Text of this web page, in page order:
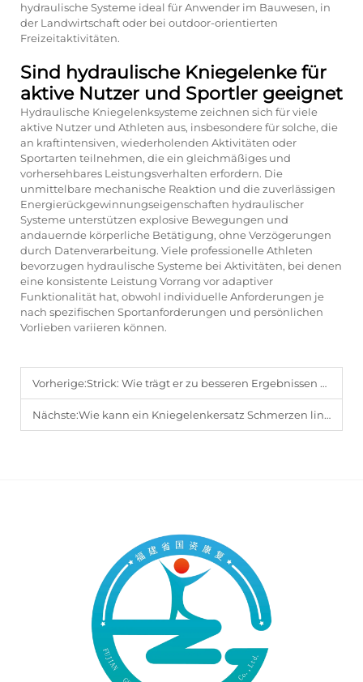
hydraulische Systeme ideal für Anwender im Bauwesen, in
der Landwirtschaft oder bei outdoor-orientierten
Freizeitaktivitäten.
Sind hydraulische Kniegelenke für
aktive Nutzer und Sportler geeignet
Hydraulische Kniegelenksysteme zeichnen sich für viele
aktive Nutzer und Athleten aus, insbesondere für solche, die
an kraftintensiven, wiederholenden Aktivitäten oder
Sportarten teilnehmen, die ein gleichmäßiges und
vorhersehbares Leistungsverhalten erfordern. Die
unmittelbare mechanische Reaktion und die zuverlässigen
Energierückgewinnungseigenschaften hydraulischer
Systeme unterstützen explosive Bewegungen und
andauernde körperliche Betätigung, ohne Verzögerungen
durch Datenverarbeitung. Viele professionelle Athleten
bevorzugen hydraulische Systeme bei Aktivitäten, bei denen
eine konsistente Leistung Vorrang vor adaptiver
Funktionalität hat, obwohl individuelle Anforderungen je
nach spezifischen Sportanforderungen und persönlichen
Vorlieben variieren können.
Vorherige:Strick: Wie trägt er zu besseren Ergebnissen bei assistiven Hilfsmitteln für Menschen mit Behinderungen bei?
Nächste:Wie kann ein Kniegelenkersatz Schmerzen lindern und die Funktion verbessern?